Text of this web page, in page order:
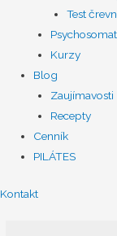
Test
Kurzy
Blog
Zaujímavosti
Recepty
Cenník
PILÁTES
Kontakt